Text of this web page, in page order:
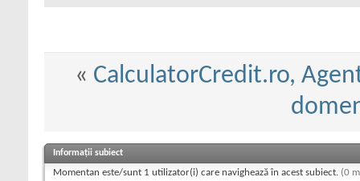
« CalculatorCredit.ro,
Informații subiect
Momentan este/sunt 1 utilizator(i) care navighează în acest subiect. (0